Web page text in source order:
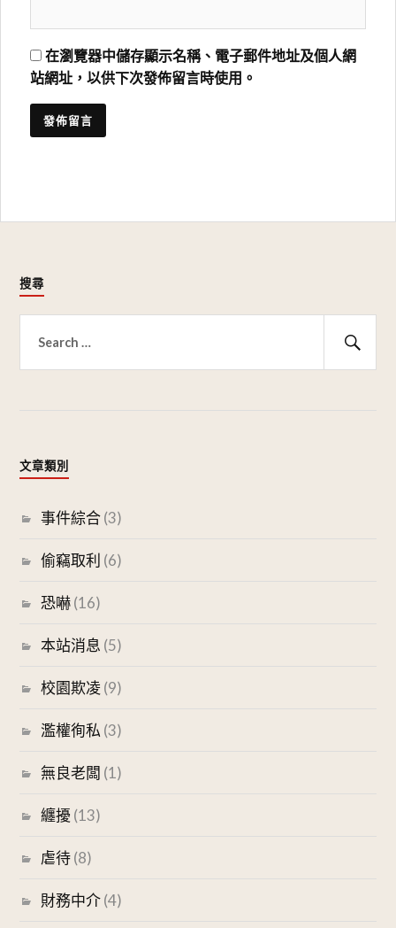
在瀏覽器中儲存顯示名稱、電子郵件地址及個人網
站網址，以供下次發佈留言時使用。
搜尋
關
文章類別
事件綜合(3)
偷竊取利 (6)
恐嚇(16)
本站消息 (5)
校園欺凌(9)
濫權徇私 (3)
無良老闆 (1)
纏擾 (13)
虐待(8)
財務中介(4)